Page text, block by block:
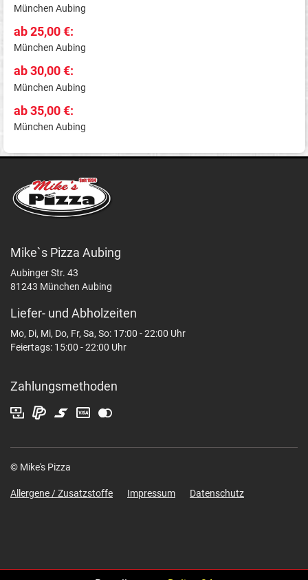
München Aubing
ab 25,00 €:
München Aubing
ab 30,00 €:
München Aubing
ab 35,00 €:
München Aubing
Mike`s Pizza Aubing
Aubinger Str. 43
81243 München Aubing
Liefer- und Abholzeiten
Mo, Di, Mi, Do, Fr, Sa, So: 17:00 - 22:00 Uhr
Feiertags: 15:00 - 22:00 Uhr
Zahlungsmethoden
© Mike's Pizza
Allergene / Zusatzstoffe Impressum Datenschutz